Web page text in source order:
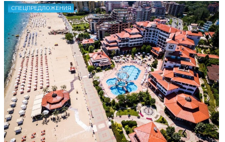
СПЕЦПРЕДЛОЖЕНИЯ